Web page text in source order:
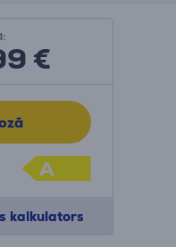
€
A
kalkulators